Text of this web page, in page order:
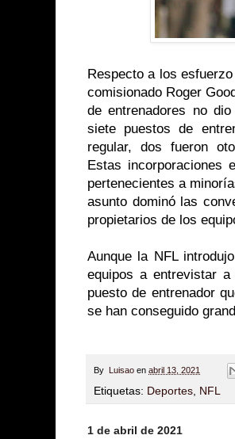
Respecto a los
comisionado Roger
de entrenadores no
siete puestos de
regular, dos fueron
Estas incorporaciones
pertenecientes a
asunto dominó las
propietarios de los
Aunque la NFL
equipos a entrevistar
puesto de entrenador
se han conseguido
By Luisao en abril 13, 2021
Etiquetas: Deportes NFL
1 de abril de 2021